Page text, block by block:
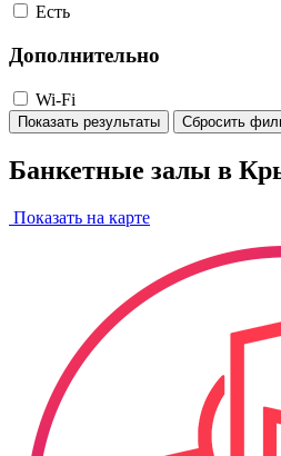
Есть
Дополнительно
Wi-Fi
Показать результаты Сбросить
Банкетные залы в
Показать на карте